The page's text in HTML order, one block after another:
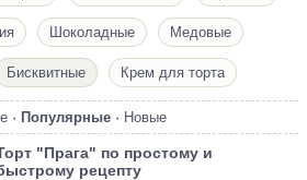
Шоколадные Медовые
Бисквитные Крем для торта
· Популярные · Новые
"Прага" по простому и
рецепту